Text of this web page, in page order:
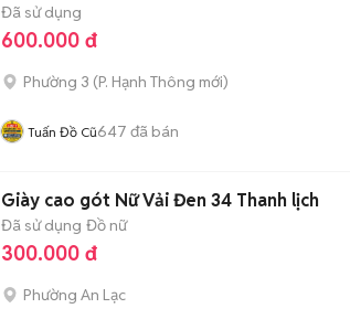
Đã sử dụng
600.000 đ
Phường 3 (P. Hạnh Thông mới)
Tuấn Đồ Cũ647 đã bán
Giày cao gót Nữ Vải Đen 34 Thanh lịch
Đã sử dụng Đồ nữ
300.000 đ
Phường An Lạc